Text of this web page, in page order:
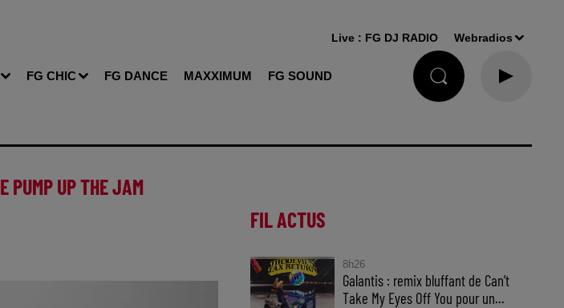
FG CHIC FG DANCE MAXXIMUM FG SOUND
Live : FG DJ RADIO Webradios
PUMP UP THE JAM
FIL ACTUS
8h26
Galantis : remix bluffant de Can’t
Take My Eyes Off You pour un...